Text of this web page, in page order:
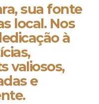
sua fonte
local. Nos
à
valiosos,
e